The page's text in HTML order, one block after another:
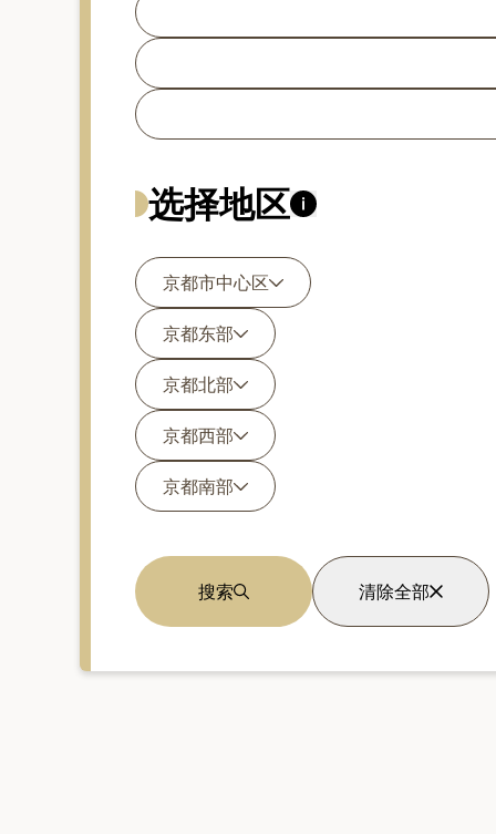
选择地区
京都市中心区
京都东部
京都北部
京都西部
京都南部
搜索 清除全部